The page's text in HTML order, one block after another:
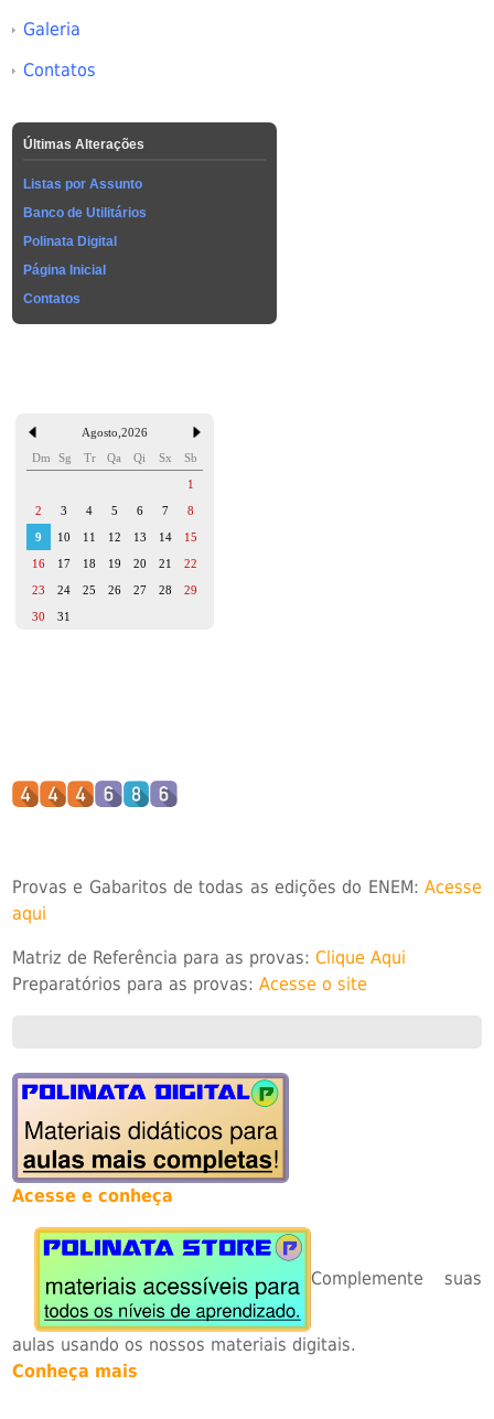
Galeria
Contatos
Últimas Alterações
Listas por Assunto
Banco de Utilitários
Polinata Digital
Página Inicial
Contatos
Agosto ,2026
Dm
Sg Tr Qa Qi Sx
Sb
1
2
3 4 5 6 7
8
9
10 11 12 13 14
15
16
17 18 19 20 21
22
23
24 25 26 27 28
29
30
31
Provas e Gabaritos de todas as edições do ENEM: Acesse
aqui
Matriz de Referência para as provas:Clique Aqui
Preparatórios para as provas:Acesse o site
Acesse e conheça
Complemente suas
aulas usando os nossos materiais digitais.
Conheça mais